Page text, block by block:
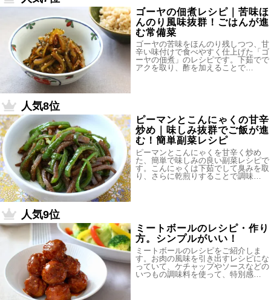
ゴーヤの佃煮レシピ｜苦味ほ
んのり風味抜群！ごはんが進
む常備菜
ゴーヤの苦味をほんのり残しつつ、甘
辛い味付けで食べやすく仕上げた「ゴ
ーヤの佃煮」のレシピです。下茹でで
アクを取り、酢を加えることで…
人気8位
ピーマンとこんにゃくの甘辛
炒め｜味しみ抜群でご飯が進
む！簡単副菜レシピ
ピーマンとこんにゃくを甘辛く炒め
た、簡単で味しみの良い副菜レシピで
す。こんにゃくは下茹でして臭みを取
り、さらに乾煎りすることで調味…
人気9位
ミートボールのレシピ・作り
方。シンプルがいい！
ミートボールのレシピをご紹介しま
す。お肉の風味を引き出すレシピにな
っていて、ケチャップやソースなどの
いつもの調味料を使って、特別感…